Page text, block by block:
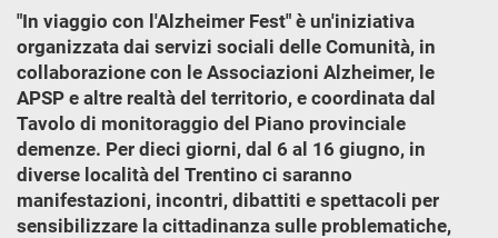
"In viaggio con l'Alzheimer Fest" è un'iniziativa
organizzata dai servizi sociali delle Comunità, in
collaborazione con le Associazioni Alzheimer, le
APSP e altre realtà del territorio, e coordinata dal
Tavolo di monitoraggio del Piano provinciale
demenze. Per dieci giorni, dal 6 al 16 giugno, in
diverse località del Trentino ci saranno
manifestazioni, incontri, dibattiti e spettacoli per
sensibilizzare la cittadinanza sulle problematiche,